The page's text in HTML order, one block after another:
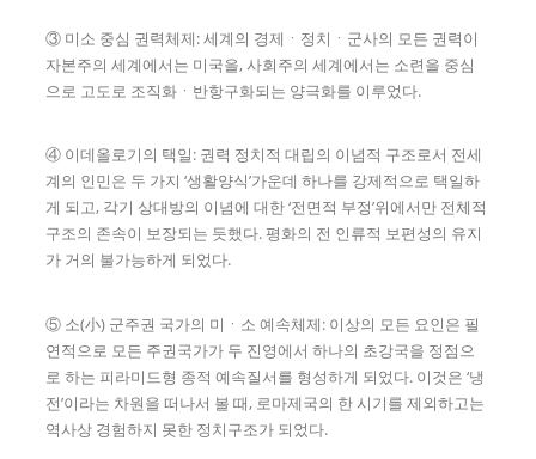
③ 미소 중심 권력체제: 세계의 경제ㆍ정치ㆍ군사의 모든 권력이
자본주의 세계에서는 미국을, 사회주의 세계에서는 소련을 중심
으로 고도로 조직화ㆍ반항구화되는 양극화를 이루었다.
④ 이데올로기의 택일: 권력 정치적 대립의 이념적 구조로서 전세
계의 인민은 두 가지 ‘생활양식’가운데 하나를 강제적으로 택일하
게 되고, 각기 상대방의 이념에 대한 ‘전면적 부정’위에서만 전체적
구조의 존속이 보장되는 듯했다. 평화의 전 인류적 보편성의 유지
가 거의 불가능하게 되었다.
⑤ 소(小) 군주권 국가의 미ㆍ소 예속체제: 이상의 모든 요인은 필
연적으로 모든 주권국가가 두 진영에서 하나의 초강국을 정점으
로 하는 피라미드형 종적 예속질서를 형성하게 되었다. 이것은 ‘냉
전’이라는 차원을 떠나서 볼 때, 로마제국의 한 시기를 제외하고는
역사상 경험하지 못한 정치구조가 되었다.